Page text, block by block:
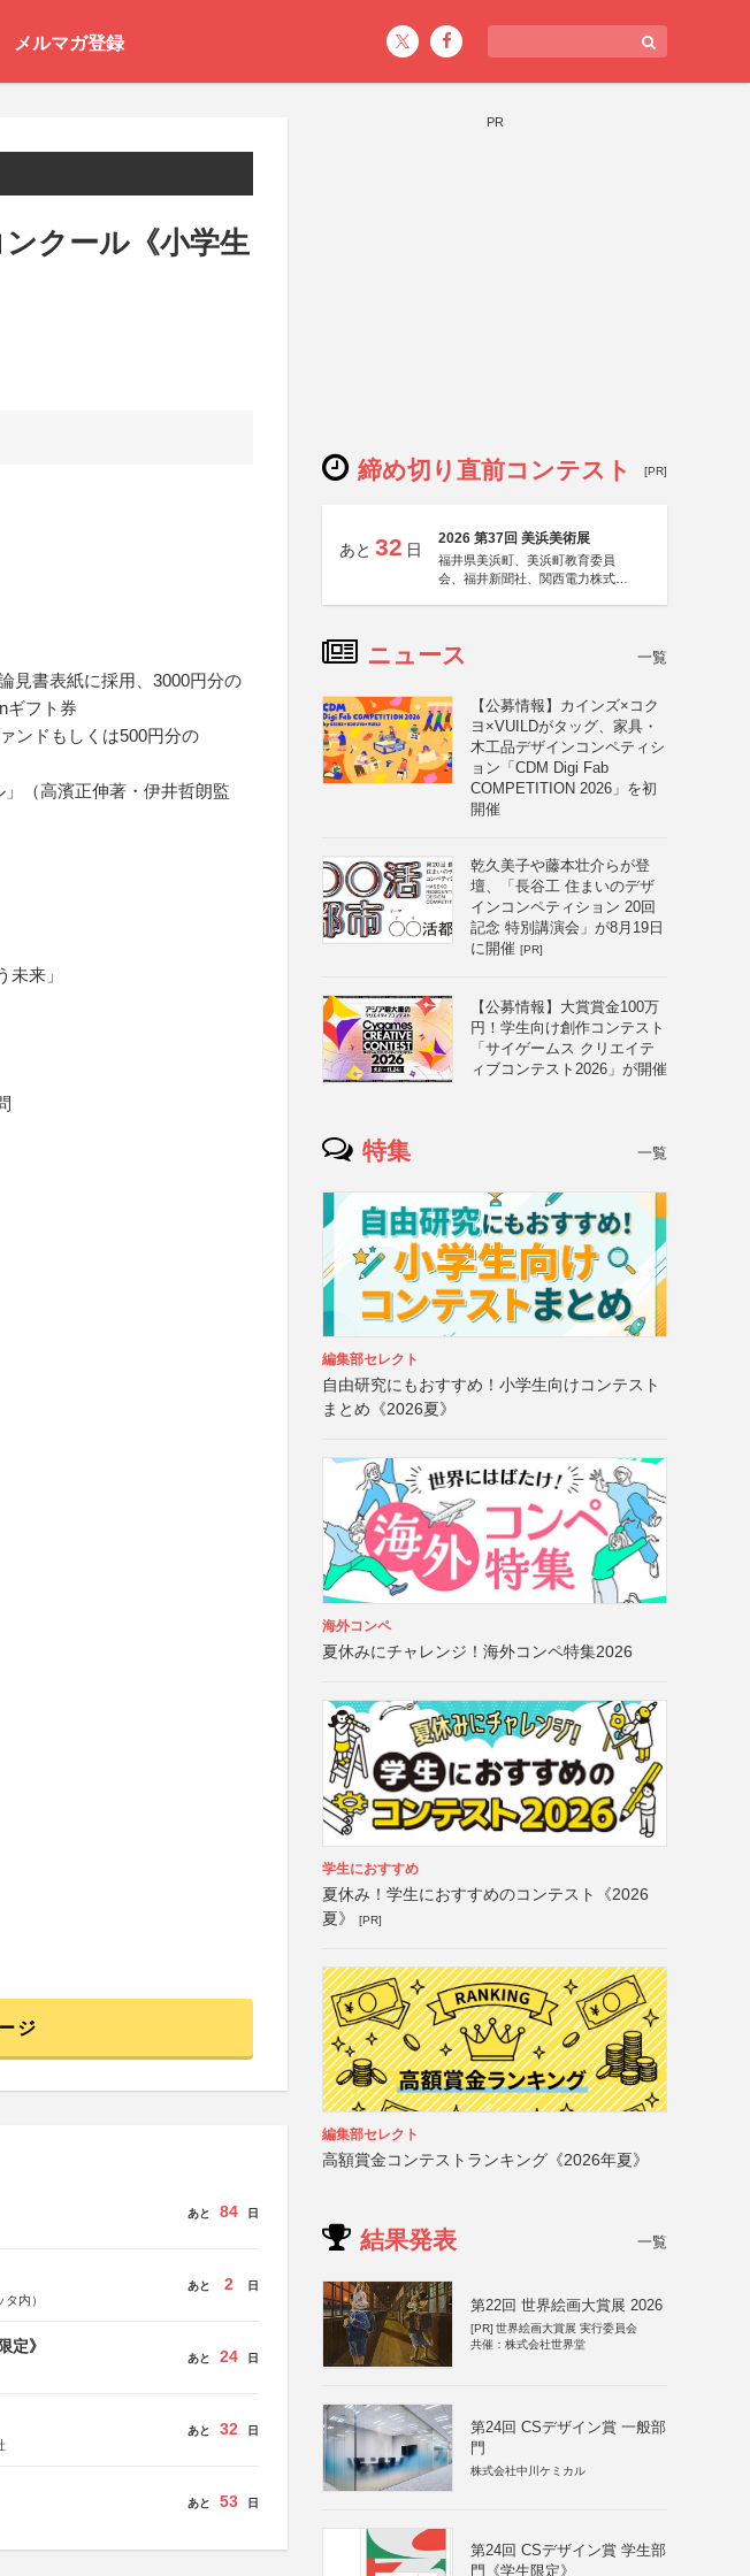
メルマガ登録
クール《小学生
見書表紙に採用、3000円分の
ギフト券
ンドもしくは500円分の
（高濱正伸著・伊井哲朗監
未来」
ジ
あと 84 日
内）
あと 2 日
定》
あと 24 日
あと 32 日
あと 53 日
PR
締め切り直前コンテスト [PR]
あと 32 日
2026 第37回 美浜美術展
福井県美浜町、美浜町教育委員
会、福井新聞社、関西電力株式会
ニュース 一覧
【公募情報】カインズ×コク
ヨ×VUILDがタッグ、家具・
木工品デザインコンペティシ
ョン「CDM Digi Fab
COMPETITION 2026」を初
開催
乾久美子や藤本壮介らが登
壇、「長谷工 住まいのデザ
インコンペティション 20回
記念 特別講演会」が8月19日
に開催 [PR]
【公募情報】大賞賞金100万
円！学生向け創作コンテスト
「サイゲームス クリエイテ
ィブコンテスト2026」が開催
特集 一覧
編集部セレクト
自由研究にもおすすめ！小学生向けコンテスト
まとめ《2026夏》
海外コンペ
夏休みにチャレンジ！海外コンペ特集2026
学生におすすめ
夏休み！学生におすすめのコンテスト《2026
夏》
[PR]
編集部セレクト
高額賞金コンテストランキング《2026年夏》
結果発表 一覧
第22回 世界絵画大賞展 2026
[PR] 世界絵画大賞展 実行委員会
共催：株式会社世界堂
第24回 CSデザイン賞 一般部
門
株式会社中川ケミカル
第24回 CSデザイン賞 学生部
門《学生限定》